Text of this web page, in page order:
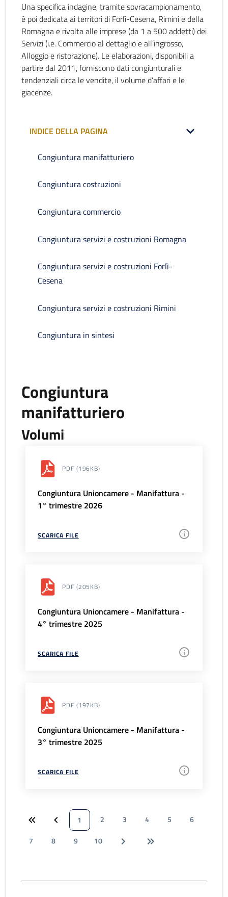
Una specifica indagine, tramite sovracampionamento,
è poi dedicata ai territori di Forlì-Cesena, Rimini e della
Romagna e rivolta alle imprese (da 1 a 500 addetti) dei
Servizi (i.e. Commercio al dettaglio e all’ingrosso,
Alloggio e ristorazione). Le elaborazioni, disponibili a
partire dal 2011, forniscono dati congiunturali e
tendenziali circa le vendite, il volume d’affari e le
giacenze.
INDICE DELLA PAGINA
Congiuntura manifatturiero
Congiuntura costruzioni
Congiuntura commercio
Congiuntura servizi e costruzioni Romagna
Congiuntura servizi e costruzioni Forlì-
Cesena
Congiuntura servizi e costruzioni Rimini
Congiuntura in sintesi
Congiuntura
manifatturiero
Volumi
PDF (196KB)
Congiuntura Unioncamere - Manifattura -
1° trimestre 2026
SCARICA FILE
PDF (205KB)
Congiuntura Unioncamere - Manifattura -
4° trimestre 2025
SCARICA FILE
PDF (197KB)
Congiuntura Unioncamere - Manifattura -
3° trimestre 2025
SCARICA FILE
1 2 3 4 5
6
7
8 9 10